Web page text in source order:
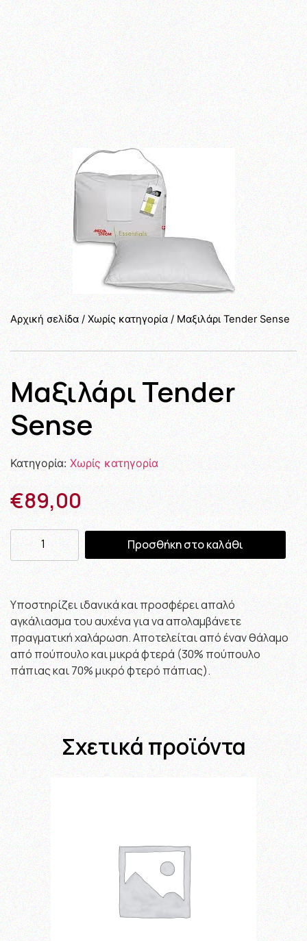
Αρχική σελίδα/ Χωρίς κατηγορία/ Μαξιλάρι Tender Sense
Μαξιλάρι Tender
Sense
Κατηγορία:Χωρίς κατηγορία
€89,00
Προσθήκη στο καλάθι
Υποστηρίζει ιδανικά και προσφέρει απαλό
αγκάλιασμα του αυχένα για να απολαμβάνετε
πραγματική χαλάρωση. Αποτελείται από έναν θάλαμο
από πούπουλο και μικρά φτερά (30% πούπουλο
πάπιας και 70% μικρό φτερό πάπιας).
Σχετικά προϊόντα